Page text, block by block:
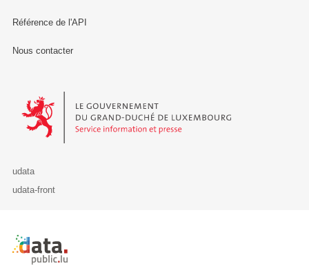
Référence de l'API
Nous contacter
Le Gouvernement du Grand-Duché de Luxembourg - Service
udata
udata-front
Retour à l'accueil de data.public.lu